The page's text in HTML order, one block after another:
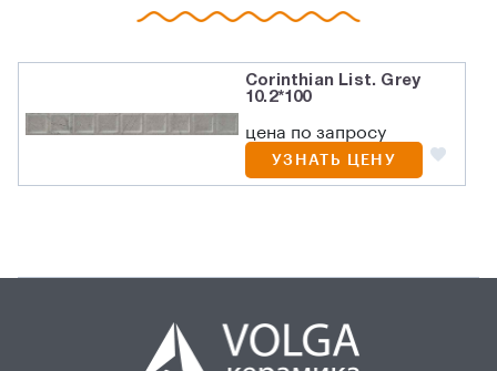
Corinthian List. Grey
10.2*100
цена по запросу
УЗНАТЬ ЦЕНУ